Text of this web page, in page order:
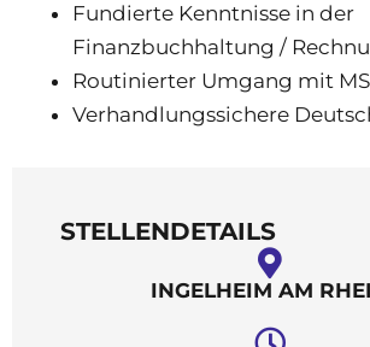
Fundierte Kenntnisse in der
Finanzbuchhaltung /
Routinierter Umgang mit
Verhandlungssichere
STELLENDETAILS
INGELHEIM AM